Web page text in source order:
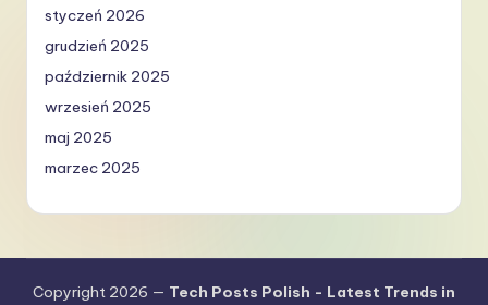
styczeń 2026
grudzień 2025
październik 2025
wrzesień 2025
maj 2025
marzec 2025
Copyright 2026 — Tech Posts Polish - Latest Trends in